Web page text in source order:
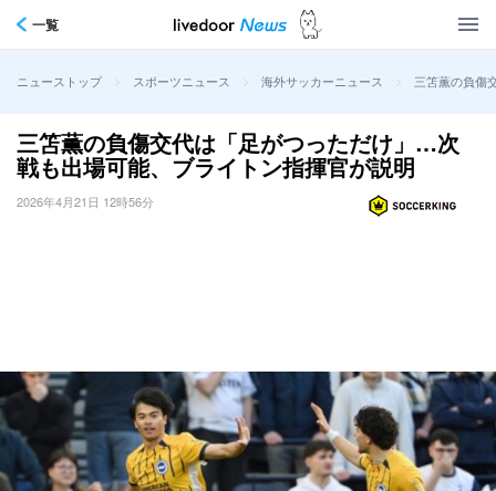
一覧
ニューストップ > スポーツニュース > 海外サッカーニュース > 三笘薫の負傷
三笘薫の負傷交代は「足がつっただけ」…次
戦も出場可能、ブライトン指揮官が説明
2026年4月21日 12時56分